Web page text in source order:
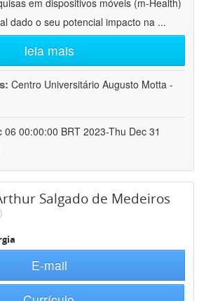
em dispositivos móveis (m-Health)
dado o seu potencial impacto na ...
leia mais
Centro Universitário Augusto Motta -
06 00:00:00 BRT 2023-Thu Dec 31
Salgado de Medeiros
E-mail